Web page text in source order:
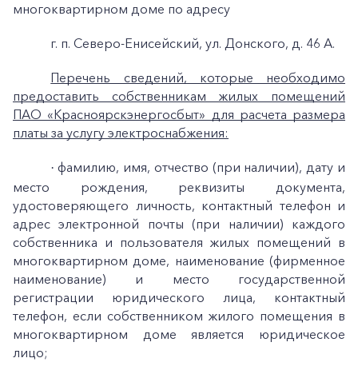
многоквартирном доме по адресу
г. п. Северо-Енисейский, ул. Донского, д. 46 А.
Перечень сведений, которые необходимо
предоставить собственникам жилых помещений
ПАО «Красноярскэнергосбыт» для расчета размера
платы за услугу электроснабжения:
· фамилию, имя, отчество (при наличии), дату и
место рождения, реквизиты документа,
удостоверяющего личность, контактный телефон и
адрес электронной почты (при наличии) каждого
собственника и пользователя жилых помещений в
многоквартирном доме, наименование (фирменное
наименование) и место государственной
регистрации юридического лица, контактный
телефон, если собственником жилого помещения в
многоквартирном доме является юридическое
лицо;